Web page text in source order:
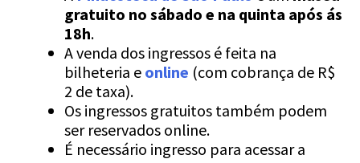
gratuito no sábado e na quinta após ás
18h.
A venda dos ingressos é feita na
bilheteria e online (com cobrança de R$
2 de taxa).
Os ingressos gratuitos também podem
ser reservados online.
É necessário ingresso para acessar a